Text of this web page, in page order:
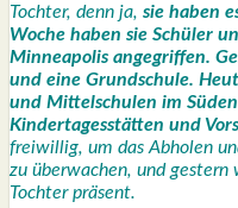
Toch­ter, denn ja, sie haben
Woche haben sie Schü­ler
Min­nea­po­lis ange­grif­fen.
und eine Grund­schu­le.
und Mit­tel­schu­len im
Kin­der­ta­ges­stät­ten und
frei­wil­lig, um das Abho­len
zu über­wa­chen, und ges­tern
Toch­ter prä­sent.